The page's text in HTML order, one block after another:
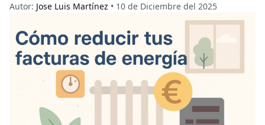
Autor: Jose Luis Martínez • 10 de Diciembre del 2025